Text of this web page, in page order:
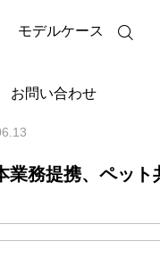
モデルケース
お問い合わせ
カナリーとアニコム損
業務提携、ペッ